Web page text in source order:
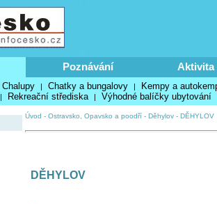
Poznávání Aktivita
Chalupy | Chatky a bungalovy | Kempy a
| Rekreační střediska | Výhodné balíčky ubytování
Úvod - Ostravsko, Opavsko a poodří - Děhylov - DĚHYLOV
DĚHYLOV